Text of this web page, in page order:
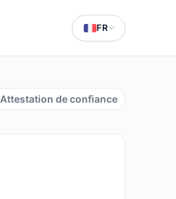
FR
Attestation de confiance